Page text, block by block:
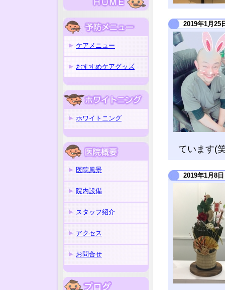
ケアメニュー
おすすめケアグッズ
ホワイトニング
医院風景
院内設備
スタッフ紹介
アクセス
お問合せ
2019年1月25
ています(
2019年1月8日